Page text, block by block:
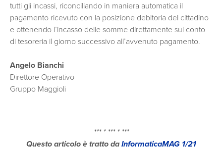
tutti gli incassi, riconciliando in maniera automatica il
pagamento ricevuto con la posizione debitoria del cittadino
e ottenendo l’incasso delle somme direttamente sul conto
di tesoreria il giorno successivo all’avvenuto pagamento.
Angelo Bianchi
Direttore Operativo
Gruppo Maggioli
*** * *** * ***
Questo articolo è tratto da InformaticaMAG 1/21